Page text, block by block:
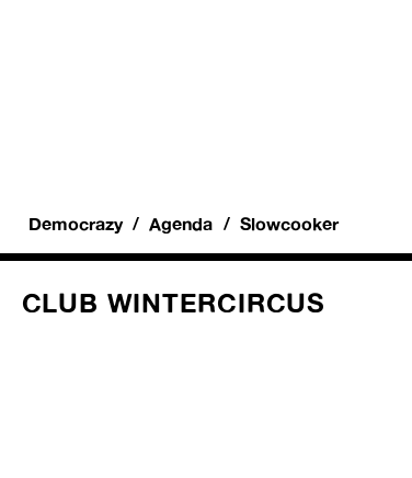
Democrazy Agenda Slowcooker
CLUB WINTERCIRCUS